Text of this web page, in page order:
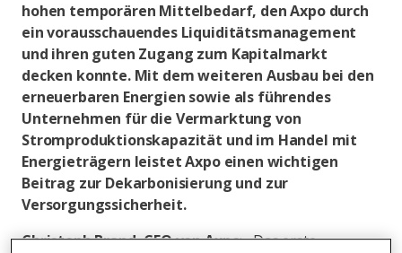
hohen temporären Mittelbedarf, den Axpo durch
ein vorausschauendes Liquiditätsmanagement
und ihren guten Zugang zum Kapitalmarkt
decken konnte. Mit dem weiteren Ausbau bei den
erneuerbaren Energien sowie als führendes
Unternehmen für die Vermarktung von
Stromproduktionskapazität und im Handel mit
Energieträgern leistet Axpo einen wichtigen
Beitrag zur Dekarbonisierung und zur
Versorgungssicherheit.
Christoph Brand, CEO von Axpo: «Das erste